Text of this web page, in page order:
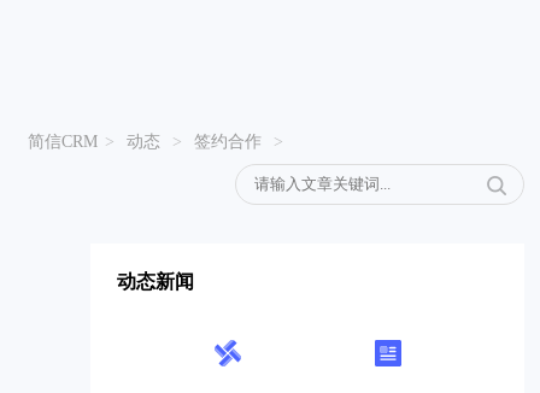
简信CRM > 动态 > 签约合作 >
动态新闻